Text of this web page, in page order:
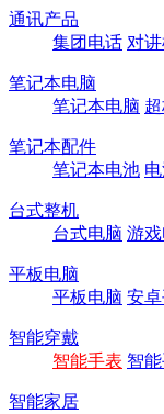
通讯产品
集团电话 对
笔记本电脑
笔记本电脑
笔记本配件
笔记本电池
台式整机
台式电脑 游
平板电脑
平板电脑 安
智能穿戴
智能手表 智
智能家居